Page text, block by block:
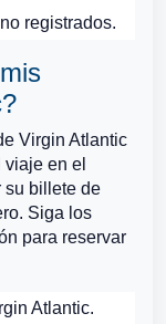
registrados.
Virgin Atlantic
en el
su billete de
Siga los
para reservar
Atlantic.